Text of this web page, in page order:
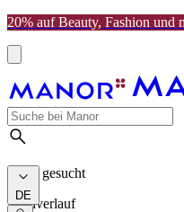
20% auf Beauty, Fashion und
Meist gesucht
Suchverlauf
DE